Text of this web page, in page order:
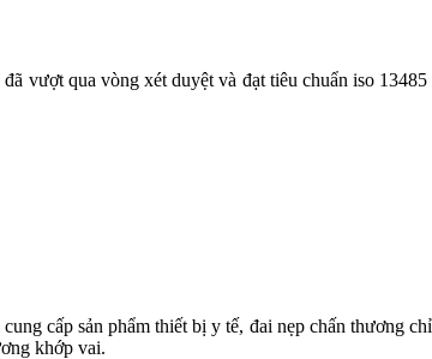
vượt qua vòng xét duyệt và đạt tiêu chuẩn iso
cấp sản phẩm thiết bị y tế, đai nẹp chấn thương
khớp vai.